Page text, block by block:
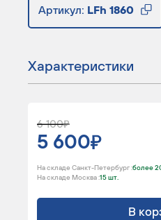
Артикул: LFh 1860
Характеристики
6 100
5 600
На складе Санкт-Петербург :более
На складе Москва :15 шт.
В